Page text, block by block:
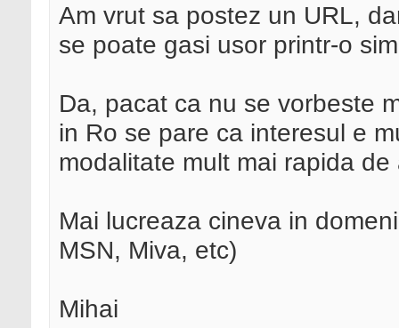
Am vrut sa postez un URL,
se poate gasi usor printr-o
Da, pacat ca nu se vorbeste
in Ro se pare ca interesul e
modalitate mult mai rapida
Mai lucreaza cineva in
MSN, Miva, etc)
Mihai